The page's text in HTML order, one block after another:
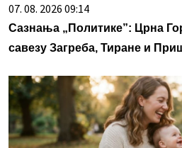
07. 08. 2026 09:14
Сазнања „Политике”: Црна
савезу Загреба, Тиране и